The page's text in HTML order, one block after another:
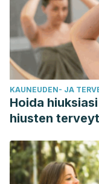
KAUNEUDEN- JA
Hoida
hiusten